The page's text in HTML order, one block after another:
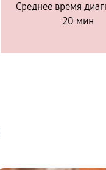
Среднее время
20 мин